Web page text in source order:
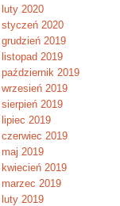
luty 2020
styczeń 2020
grudzień 2019
listopad 2019
październik 2019
wrzesień 2019
sierpień 2019
lipiec 2019
czerwiec 2019
maj 2019
kwiecień 2019
marzec 2019
luty 2019